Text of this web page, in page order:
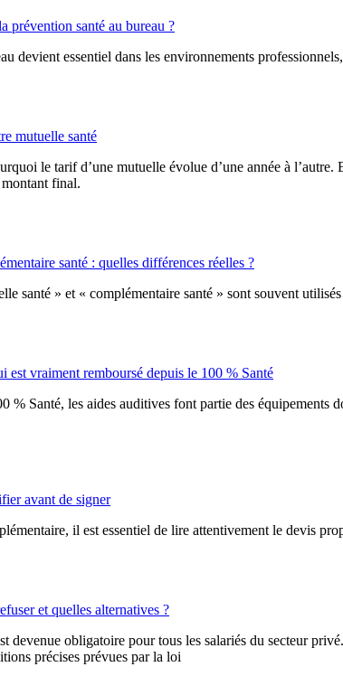
prévention santé au bureau ?
devient essentiel dans les environnements
mutuelle santé
le tarif d’une mutuelle évolue d’une année à
final.
santé : quelles différences réelles ?
santé » et « complémentaire santé » sont souvent
est vraiment remboursé depuis le 100 % Santé
% Santé, les aides auditives font partie des équipements
avant de signer
il est essentiel de lire attentivement le devis
et quelles alternatives ?
devenue obligatoire pour tous les salariés du secteur
précises prévues par la loi